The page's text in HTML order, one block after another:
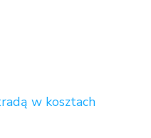
w kosztach